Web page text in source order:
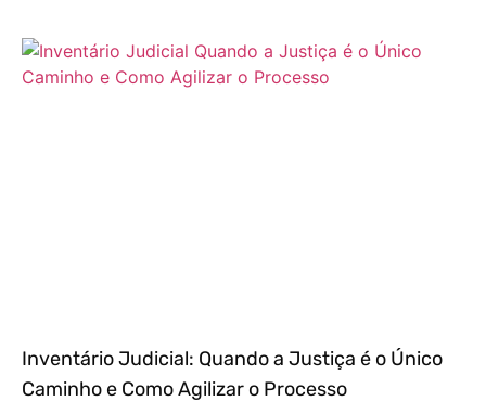
Inventário Judicial: Quando a Justiça é o Único
Caminho e Como Agilizar o Processo